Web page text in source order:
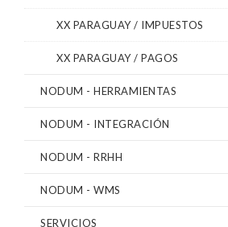
XX PARAGUAY / IMPUESTOS
XX PARAGUAY / PAGOS
NODUM - HERRAMIENTAS
NODUM - INTEGRACIÓN
NODUM - RRHH
NODUM - WMS
SERVICIOS